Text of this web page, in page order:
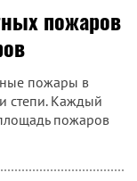
пожаров
пожары в
степи. Каждый
пожаров